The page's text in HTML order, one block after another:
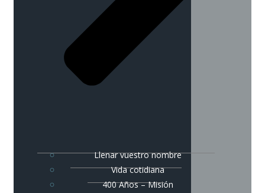
Llenar vuestro nombre
Vida cotidiana
400 Años – Misión